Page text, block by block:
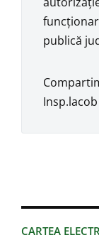
CARTEA
publică